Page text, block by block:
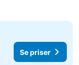
Se priser